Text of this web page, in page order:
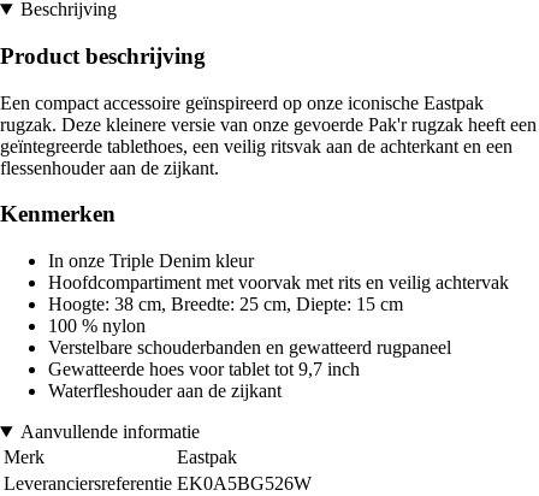
Beschrijving
Product beschrijving
Een compact accessoire geïnspireerd op onze iconische Eastpak
rugzak. Deze kleinere versie van onze gevoerde Pak'r rugzak heeft een
geïntegreerde tablethoes, een veilig ritsvak aan de achterkant en een
flessenhouder aan de zijkant.
Kenmerken
In onze Triple Denim kleur
Hoofdcompartiment met voorvak met rits en veilig achtervak
Hoogte: 38 cm, Breedte: 25 cm, Diepte: 15 cm
100 % nylon
Verstelbare schouderbanden en gewatteerd rugpaneel
Gewatteerde hoes voor tablet tot 9,7 inch
Waterfleshouder aan de zijkant
Aanvullende informatie
Merk
Eastpak
Leveranciersreferentie EK0A5BG526W